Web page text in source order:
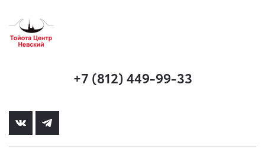
+7 (812) 449-99-33